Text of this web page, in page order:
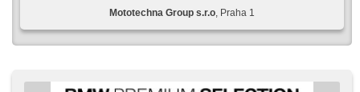
Mototechna Group s.r.o , Praha 1